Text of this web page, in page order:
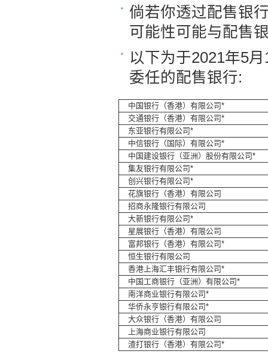
倘若你透过配售银
可能性可能与配售
以下为于2021年5
委任的配售银行:
中国银行（香港）有限公司*
交通银行（香港）有限公司*
东亚银行有限公司*
中信银行（国际）有限公司*
中国建设银行（亚洲）股份有限公司*
集友银行有限公司*
创兴银行有限公司*
花旗银行（香港）有限公司
招商永隆银行有限公司
大新银行有限公司*
星展银行（香港）有限公司
富邦银行（香港）有限公司*
恒生银行有限公司
香港上海汇丰银行有限公司*
中国工商银行（亚洲）有限公司*
南洋商业银行有限公司*
华侨永亨银行有限公司*
大众银行（香港）有限公司
上海商业银行有限公司
渣打银行（香港）有限公司*